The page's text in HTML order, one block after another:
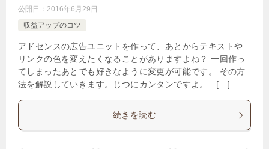
公開日： 2016年6月29日
収益アップのコツ
アドセンスの広告ユニットを作って、あとからテキストや
リンクの色を変えたくなることがありますよね？ 一回作っ
てしまったあとでも好きなように変更が可能です。 その方
法を解説していきます。じつにカンタンですよ。 […]
続きを読む